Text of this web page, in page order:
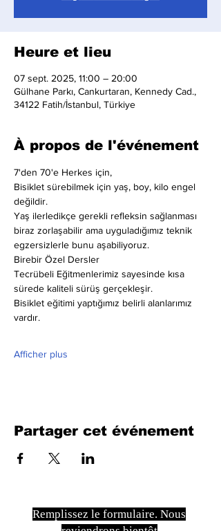
Heure et lieu
07 sept. 2025, 11:00 – 20:00
Gülhane Parkı, Cankurtaran, Kennedy Cad.,
34122 Fatih/İstanbul, Türkiye
À propos de l'événement
7'den 70'e Herkes için,
Bisiklet sürebilmek için yaş, boy, kilo engel
değildir.
Yaş ilerledikçe gerekli refleksin sağlanması
biraz zorlaşabilir ama uyguladığımız teknik
egzersizlerle bunu aşabiliyoruz.
Birebir Özel Dersler
Tecrübeli Eğitmenlerimiz sayesinde kısa
sürede kaliteli sürüş gerçekleşir.
Bisiklet eğitimi yaptığımız belirli alanlarımız
vardır.
Afficher plus
Partager cet événement
Remplissez le formulaire. Nous